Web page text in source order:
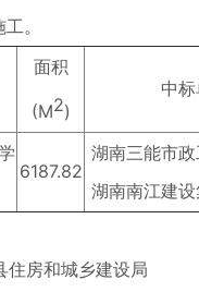
。
面积
(M2)
中
6187.82
湖南三能市
湖南南江建
房和城乡建设局